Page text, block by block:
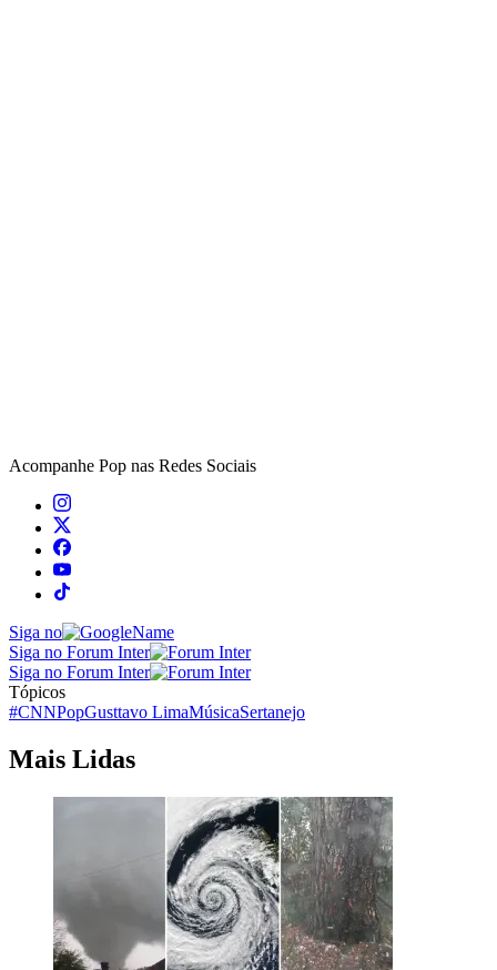
Acompanhe Pop nas Redes Sociais
Siga no
Siga no Forum Inter
Siga no Forum Inter
Tópicos
#CNNPopGusttavo LimaMúsicaSertanejo
Mais Lidas